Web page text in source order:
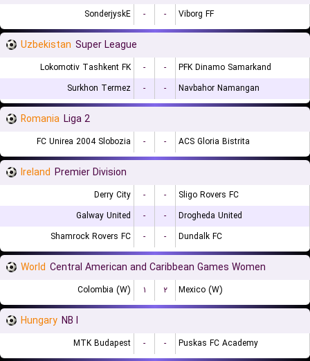
SonderjyskE - - Viborg FF
Uzbekistan Super League
Lokomotiv Tashkent FK - -
PFK Dinamo Samarkand
Surkhon Termez
- - Navbahor Namangan
Romania Liga 2
FC Unirea 2004 Slobozia - - ACS Gloria Bistrita
Ireland Premier Division
Derry City - -
Sligo Rovers FC
Galway United
- -
Drogheda United
Shamrock Rovers FC
- - Dundalk FC
World Central American and Caribbean Games Women
Colombia (W) ۱ ۲ Mexico (W)
Hungary NB I
MTK Budapest - - Puskas FC Academy